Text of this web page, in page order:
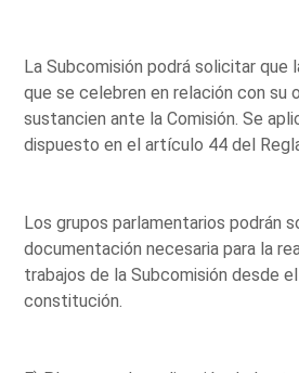
La Subcomisión podrá solicitar que
que se celebren en relación con su
sustancien ante la Comisión. Se
dispuesto en el artículo 44 del
Los grupos parlamentarios podrán
documentación necesaria para la
trabajos de la Subcomisión desde
constitución.